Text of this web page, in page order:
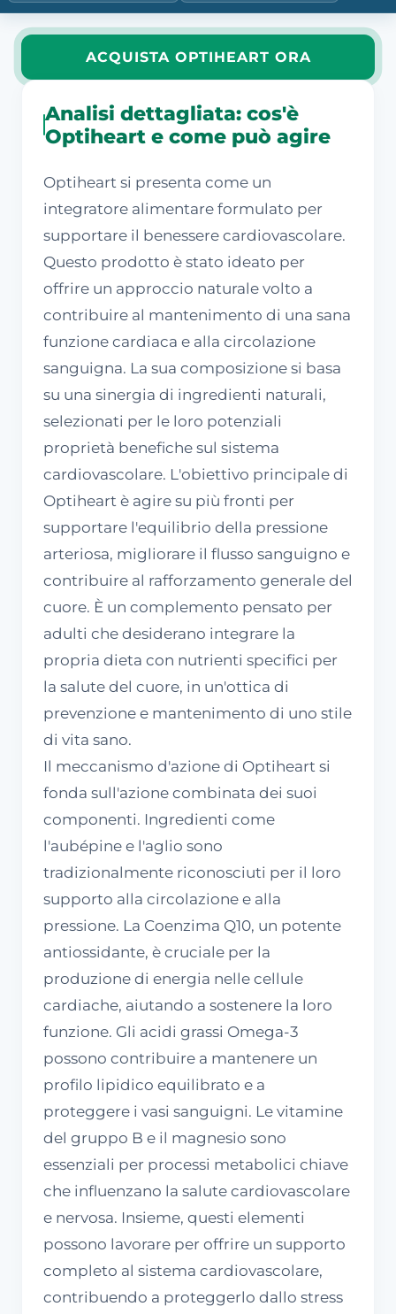
ACQUISTA OPTIHEART ORA
Analisi dettagliata: cos'è
Optiheart e come può agire
Optiheart si presenta come un
integratore alimentare formulato per
supportare il benessere cardiovascolare.
Questo prodotto è stato ideato per
offrire un approccio naturale volto a
contribuire al mantenimento di una sana
funzione cardiaca e alla circolazione
sanguigna. La sua composizione si basa
su una sinergia di ingredienti naturali,
selezionati per le loro potenziali
proprietà benefiche sul sistema
cardiovascolare. L'obiettivo principale di
Optiheart è agire su più fronti per
supportare l'equilibrio della pressione
arteriosa, migliorare il flusso sanguigno e
contribuire al rafforzamento generale del
cuore. È un complemento pensato per
adulti che desiderano integrare la
propria dieta con nutrienti specifici per
la salute del cuore, in un'ottica di
prevenzione e mantenimento di uno stile
di vita sano.
Il meccanismo d'azione di Optiheart si
fonda sull'azione combinata dei suoi
componenti. Ingredienti come
l'aubépine e l'aglio sono
tradizionalmente riconosciuti per il loro
supporto alla circolazione e alla
pressione. La Coenzima Q10, un potente
antiossidante, è cruciale per la
produzione di energia nelle cellule
cardiache, aiutando a sostenere la loro
funzione. Gli acidi grassi Omega-3
possono contribuire a mantenere un
profilo lipidico equilibrato e a
proteggere i vasi sanguigni. Le vitamine
del gruppo B e il magnesio sono
essenziali per processi metabolici chiave
che influenzano la salute cardiovascolare
e nervosa. Insieme, questi elementi
possono lavorare per offrire un supporto
completo al sistema cardiovascolare,
contribuendo a proteggerlo dallo stress